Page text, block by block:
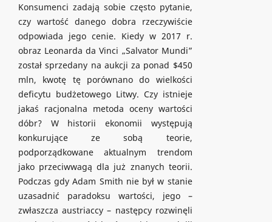
Konsumenci zadają sobie często pytanie,
czy wartość danego dobra rzeczywiście
odpowiada jego cenie. Kiedy w 2017 r.
obraz Leonarda da Vinci „Salvator Mundi”
został sprzedany na aukcji za ponad $450
mln, kwotę tę porównano do wielkości
deficytu budżetowego Litwy. Czy istnieje
jakaś racjonalna metoda oceny wartości
dóbr? W historii ekonomii występują
konkurujące ze sobą teorie,
podporządkowane aktualnym trendom
jako przeciwwagą dla już znanych teorii.
Podczas gdy Adam Smith nie był w stanie
uzasadnić paradoksu wartości, jego –
zwłaszcza austriaccy – następcy rozwinęli